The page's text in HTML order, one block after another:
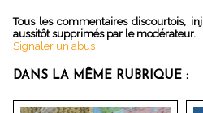
Tous les commentaires discourtois,
aussitôt supprimés par le modérateur.
Signaler un abus
DANS LA MÊME RUBRIQUE :